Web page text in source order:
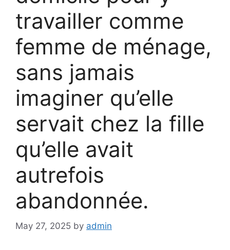
travailler comme
femme de ménage,
sans jamais
imaginer qu’elle
servait chez la fille
qu’elle avait
autrefois
abandonnée.
May 27, 2025 by admin